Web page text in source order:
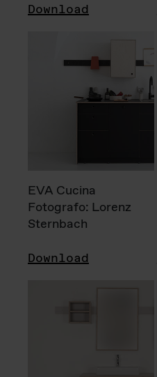
Download
EVA Cucina
Fotografo: Lorenz
Sternbach
Download